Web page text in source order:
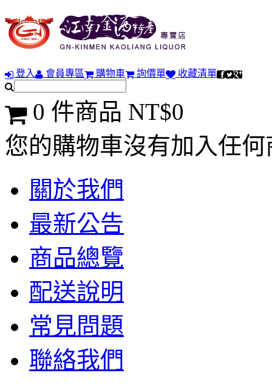
登入 會員專區 購物車 詢價單 收藏清單
0 件商品 NT$0
您的購物車沒有加入任何
關於我們
最新公告
商品總覽
配送說明
常見問題
聯絡我們